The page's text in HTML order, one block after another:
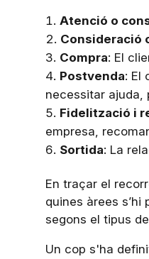
Atenció o
Consideració
Compra: El
Postvenda: El
necessitar ajuda,
Fidelització i
empresa,
Sortida: La
En traçar el
quines àrees
segons el tipus
Un cop s'ha